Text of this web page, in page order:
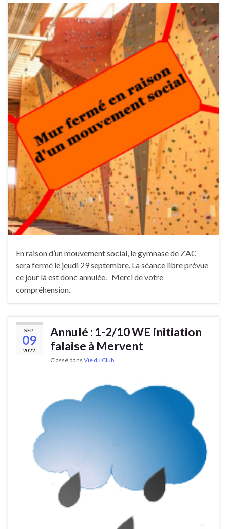
En raison d’un mouvement social, le gymnase de ZAC
sera fermé le jeudi 29 septembre. La séance libre prévue
ce jour là est donc annulée. Merci de votre
compréhension.
SEP
09
2022
Annulé : 1-2/10 WE initiation
falaise à Mervent
Classé dans Vie du Club